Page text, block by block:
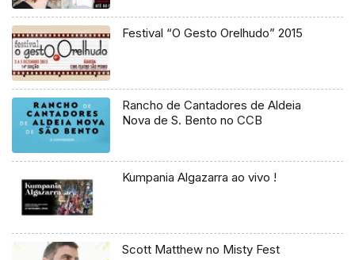
Festival “O Gesto Orelhudo” 2015
Rancho de Cantadores de Aldeia
Nova de S. Bento no CCB
Kumpania Algazarra ao vivo !
Scott Matthew no Misty Fest